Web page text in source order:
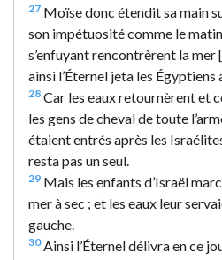
27 Moïse donc étendit sa main
son impétuosité comme le
s’enfuyant rencontrèrent la mer
ainsi l’Éternel jeta les Égyptiens
28 Car les eaux retournèrent et
les gens de cheval de toute
étaient entrés après les
resta pas un seul.
29 Mais les enfants d’Israël
mer à sec ; et les eaux leur
gauche.
30Ainsi l’Éternel délivra en ce